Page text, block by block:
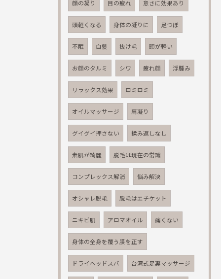
顔の凝り 目の疲れ 怠さに効果あり
頭軽くなる 身体の凝りに 足つぼ
不眠 白髪 抜け毛 頭が軽い
お顔のタルミ シワ 疲れ顔 浮腫み
リラックス効果 ロミロミ
オイルマッサージ 肩凝り
グイグイ押さない 揉み返しなし
素肌が綺麗 脱毛は現在の常識
コンプレックス解消 悩み解決
オシャレ脱毛 脱毛はエチケット
ニキビ肌 アロマオイル 痛くない
身体の全身を覆う膜を正す
ドライヘッドスパ 台湾式足裏マッサージ